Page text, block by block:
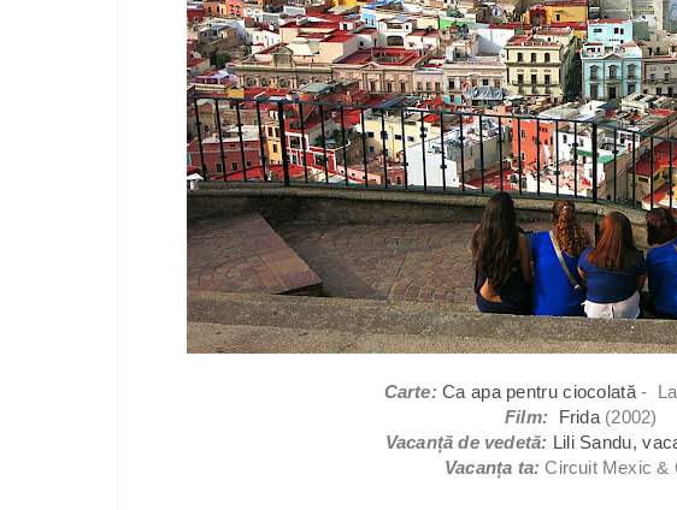
Carte:Ca apa pentru ciocolată-
Film:
Frida (2002)
Vacanță de vedetă: Lili Sandu,
Vacanța ta: Circuit Mexic &